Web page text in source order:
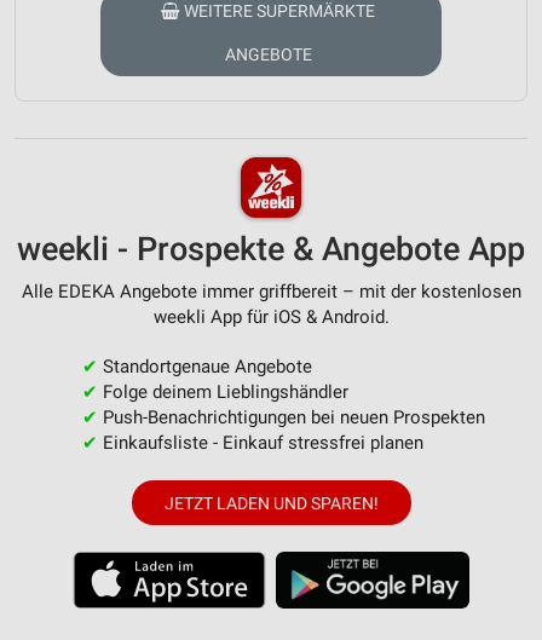
WEITERE SUPERMÄRKTE
ANGEBOTE
weekli - Prospekte & Angebote App
Alle EDEKA Angebote immer griffbereit – mit der kostenlosen
weekli App für iOS & Android.
✔ Standortgenaue Angebote
✔ Folge deinem Lieblingshändler
✔ Push-Benachrichtigungen bei neuen Prospekten
✔ Einkaufsliste - Einkauf stressfrei planen
JETZT LADEN UND SPAREN!